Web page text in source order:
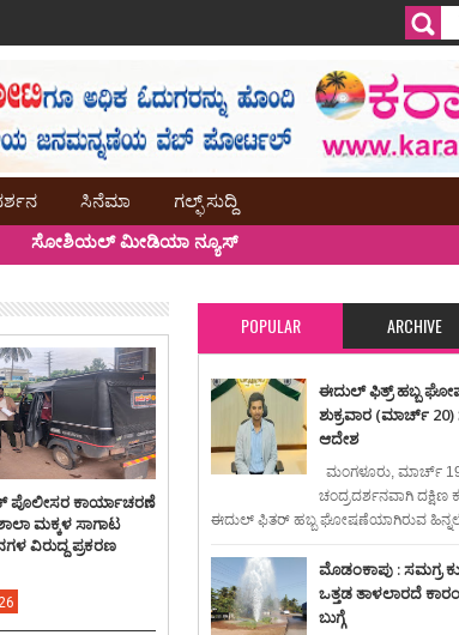
ಸಿನೆಮಾ ಗಲ್ಫ್ ಸುದ್ದಿ
ಸೋಶಿಯಲ್ ಮೀಡಿಯಾ ನ್ಯೂಸ್
POPULAR ARCHIVE
ಈದುಲ್ ಫಿತ್ರ್ ಹಬ್ಬ
ಶುಕ್ರವಾರ (ಮಾರ್ಚ್
ಆದೇಶ
ಮಂಗಳೂರು, ಮಾರ್ಚ್
ಚಂದ್ರದರ್ಶನವಾಗಿ ದಕ್ಷಿಣ
ಈದುಲ್ ಫಿತರ್ ಹಬ್ಬ ಘೋಷಣೆಯಾಗಿರುವ
ಮೊಡಂಕಾಪು : ಸಮಗ್ರ
ಒತ್ತಡ ತಾಳಲಾರದೆ
ಬುಗ್ಗೆ
ಪೊಲೀಸರ ಕಾರ್ಯಾಚರಣೆ
ಮಕ್ಕಳ ಸಾಗಾಟ
ವಿರುದ್ದ ಪ್ರಕರಣ